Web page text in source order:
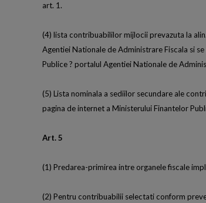
art. 1.
(4) lista contribuabililor mijlocii prevazuta la
Agentiei Nationale de Administrare Fiscala si
Publice ? portalul Agentiei Nationale de
(5) Lista nominala a sediilor secundare ale
pagina de internet a Ministerului Finantelor
Art. 5
(1) Predarea-primirea intre organele fiscale
(2) Pentru contribuabilii selectati conform